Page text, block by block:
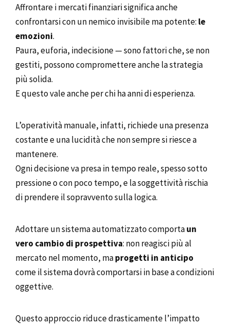
Affrontare i mercati finanziari significa anche
confrontarsi con un nemico invisibile ma potente: le
emozioni.
Paura, euforia, indecisione — sono fattori che, se non
gestiti, possono compromettere anche la strategia
più solida.
E questo vale anche per chi ha anni di esperienza.
L’operatività manuale, infatti, richiede una presenza
costante e una lucidità che non sempre si riesce a
mantenere.
Ogni decisione va presa in tempo reale, spesso sotto
pressione o con poco tempo, e la soggettività rischia
di prendere il sopravvento sulla logica.
Adottare un sistema automatizzato comportaun
vero cambio di prospettiva: non reagisci più al
mercato nel momento, maprogetti in anticipo
come il sistema dovrà comportarsi in base a condizioni
oggettive.
Questo approccio riduce drasticamente l’impatto